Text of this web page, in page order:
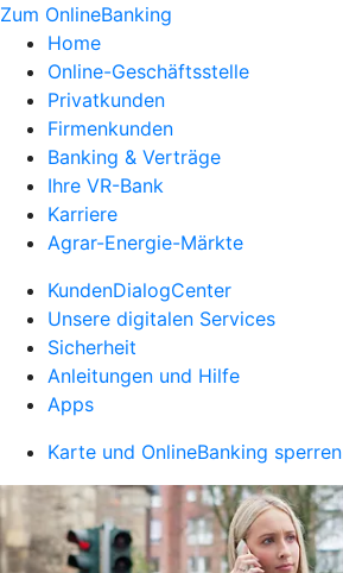
Zum OnlineBanking
Home
Online-Geschäftsstelle
Privatkunden
Firmenkunden
Banking & Verträge
Ihre VR-Bank
Karriere
Agrar-Energie-Märkte
KundenDialogCenter
Unsere digitalen Services
Sicherheit
Anleitungen und Hilfe
Apps
Karte und OnlineBanking sperren